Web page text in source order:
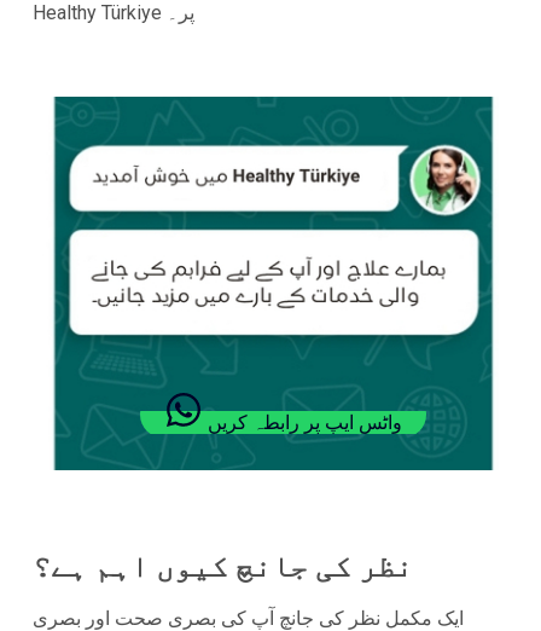
Healthy Türkiye پر۔
واٹس ایپ پر رابطہ کریں
نظر کی جانچ کیوں اہم ہے؟
ایک مکمل نظر کی جانچ آپ کی بصری صحت اور بصری